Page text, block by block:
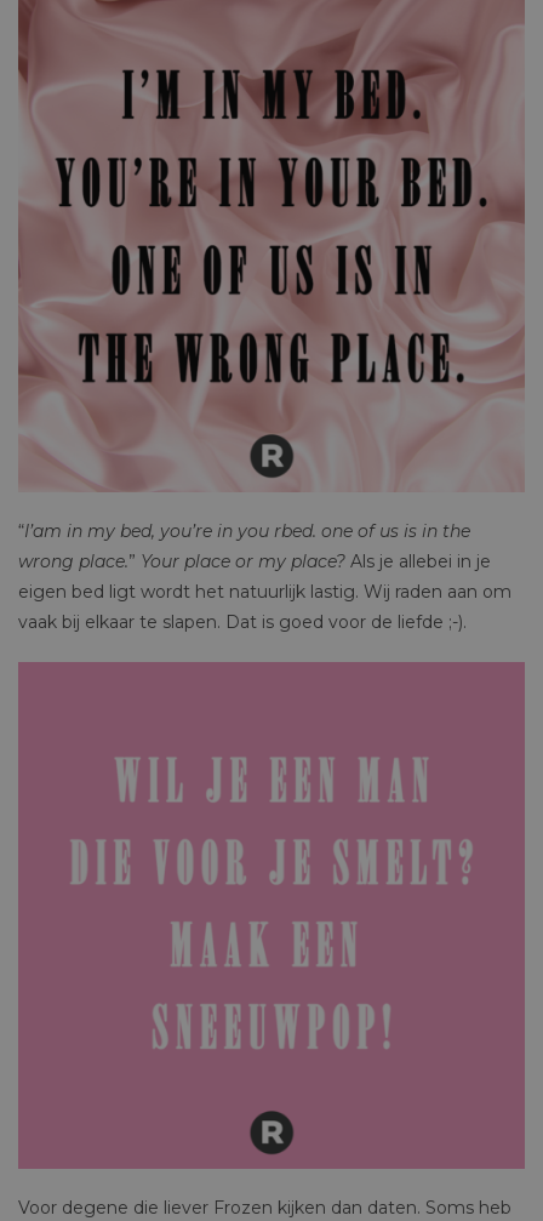
“I’am in my bed, you’re in you rbed. one of us is in the
wrong place.” Your place or my place? Als je allebei in je
eigen bed ligt wordt het natuurlijk lastig. Wij raden aan om
vaak bij elkaar te slapen. Dat is goed voor de liefde ;-).
Voor degene die liever Frozen kijken dan daten. Soms heb